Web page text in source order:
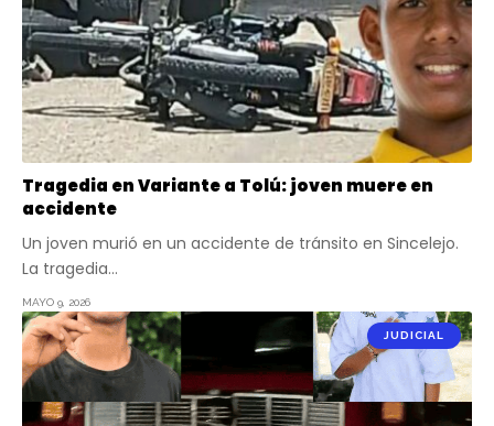
Tragedia en Variante a Tolú: joven muere en
accidente
Un joven murió en un accidente de tránsito en Sincelejo.
La tragedia…
MAYO 9, 2026
JUDICIAL